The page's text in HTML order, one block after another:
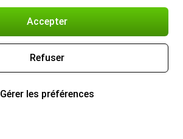
Accepter
Refuser
Gérer les préférences